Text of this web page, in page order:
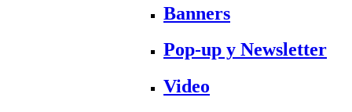
Banners
Pop-up y Newsletter
Video